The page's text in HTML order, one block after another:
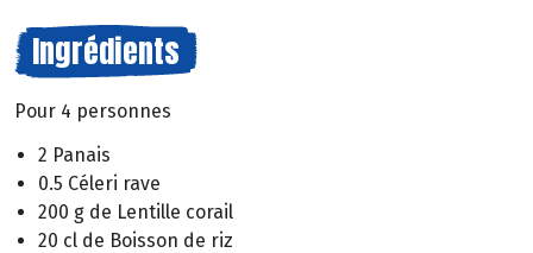
Ingrédients
Pour 4 personnes
2 Panais
0.5 Céleri rave
200 g de Lentille corail
20 cl de Boisson de riz